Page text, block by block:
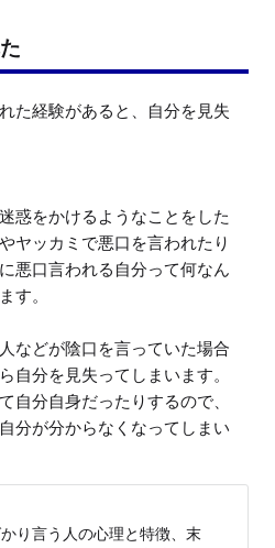
た経験があると、自分を見失
惑をかけるようなことをした
ヤッカミで悪口を言われたり
悪口言われる自分って何なん
す。
などが陰口を言っていた場合
自分を見失ってしまいます。
自分自身だったりするので、
分が分からなくなってしまい
り言う人の心理と特徴、末